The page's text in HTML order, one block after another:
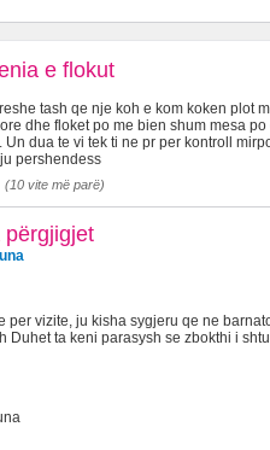
Pyet
Pyet
e flokut
tash qe nje koh e kom koken plot
dhe floket po me bien shum mesa
Un dua te vi tek ti ne pr per kontroll
pershendess
(10 vite më parë)
përgjigjet
per vizite, ju kisha sygjeru qe ne
Duhet ta keni parasysh se zbokthi i